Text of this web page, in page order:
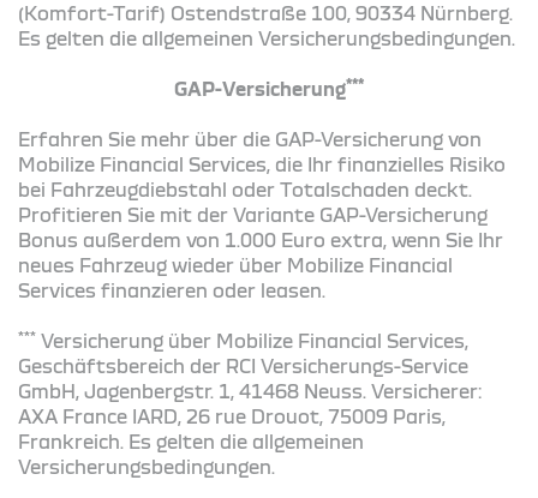
(Komfort-Tarif) Ostendstraße 100, 90334 Nürnberg.
Es gelten die allgemeinen Versicherungsbedingungen.
GAP-Versicherung***
Erfahren Sie mehr über die GAP-Versicherung von
Mobilize Financial Services, die Ihr finanzielles Risiko
bei Fahrzeugdiebstahl oder Totalschaden deckt.
Profitieren Sie mit der Variante GAP-Versicherung
Bonus außerdem von 1.000 Euro extra, wenn Sie Ihr
neues Fahrzeug wieder über Mobilize Financial
Services finanzieren oder leasen.
*** Versicherung über Mobilize Financial Services,
Geschäftsbereich der RCI Versicherungs-Service
GmbH, Jagenbergstr. 1, 41468 Neuss. Versicherer:
AXA France IARD, 26 rue Drouot, 75009 Paris,
Frankreich. Es gelten die allgemeinen
Versicherungsbedingungen.